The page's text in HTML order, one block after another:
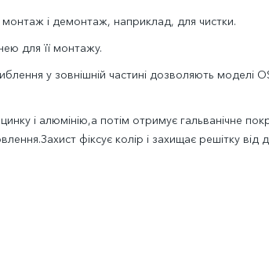
і демонтаж, наприклад, для чистки.
для її монтажу.
у зовнішній частині дозволяють моделі
і алюмінію,а потім отримує гальванічне
фіксує колір і захищає решітку від